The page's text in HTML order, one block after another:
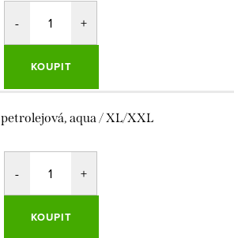
KOUPIT
petrolejová, aqua / XL/XXL
KOUPIT